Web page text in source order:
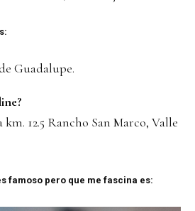
Guadalupe.
12.5 Rancho San Marco, Valle
famoso pero que me fascina es: